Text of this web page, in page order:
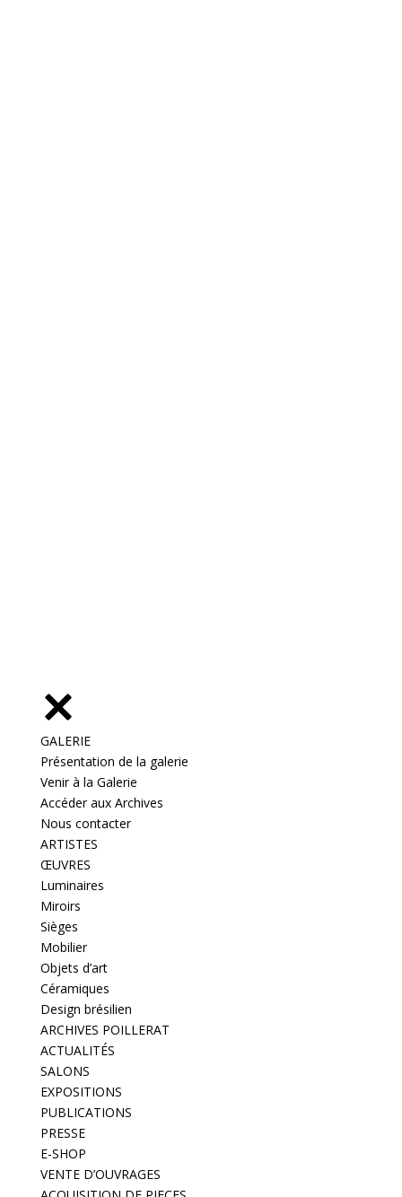
GALERIE
Présentation de la galerie
Venir à la Galerie
Accéder aux Archives
Nous contacter
ARTISTES
ŒUVRES
Luminaires
Miroirs
Sièges
Mobilier
Objets d’art
Céramiques
Design brésilien
ARCHIVES POILLERAT
ACTUALITÉS
SALONS
EXPOSITIONS
PUBLICATIONS
PRESSE
E-SHOP
VENTE D’OUVRAGES